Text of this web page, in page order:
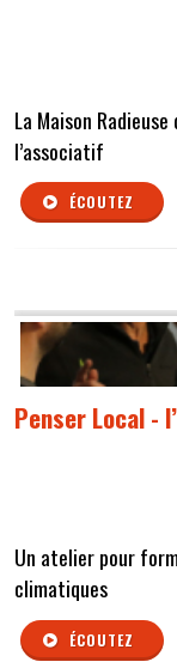
La Maison
l’associatif
ÉCOUTEZ
Penser Local -
Un atelier pour
climatiques
ÉCOUTEZ